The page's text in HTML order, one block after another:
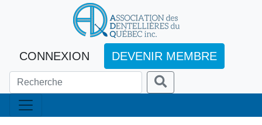
CONNEXION DEVENIR MEMBRE